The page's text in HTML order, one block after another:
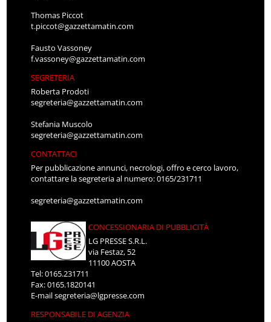
Thomas Piccot
t.piccot@gazzettamatin.com
Fausto Vassoney
f.vassoney@gazzettamatin.com
SEGRETERIA
Roberta Prodoti
segreteria@gazzettamatin.com
Stefania Muscolo
segreteria@gazzettamatin.com
CONTATTACI
Per pubblicazione annunci, necrologi, offro e cerco lavoro,
contattare la segreteria al numero: 0165/231711
segreteria@gazzettamatin.com
CONCESSIONARIA DI PUBBLICITÀ
LG PRESSE S.R.L.
via Festaz, 52
11100 AOSTA
Tel: 0165.231711
Fax: 0165.1820141
E-mailsegreteria@lgpresse.com
RESPONSABILE DI AGENZIA